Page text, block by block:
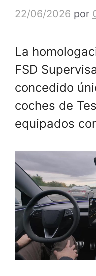
22/06/2026 por
La
FSD
concedido
coches de
equipados